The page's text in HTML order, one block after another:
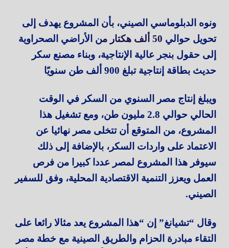
ونوه الدبلوماسي الصيني، بأن المشروع يهدف إلى
تحويل حوالي 50 ألف هكتار م
ن الأراضي الصحراوية
إلى حقول بنجر عالية الإنتاجية، وبناء مصنع سكر
حديث بطاقة إنتاجية تبلغ 900 ألف طن سنويًا
ويبلغ إنتاج مصر السنوي من السكر في الوقت
الحالي حوالي 2.8 مليون طن، ومع تشغيل هذا
المشروع، من المتوقع أن تتخلى مصر نهائيا عن
الاعتماد على واردات السكر، بالإضافة إلى ذلك
سيوفر هذا المشروع لمصر عددا كبيرا من فرص
العمل ويعزز التنمية الاقتصادية المحلية، وفق للسفير
الصيني.
وقال “تشيانغ” إن “هذا المشروع يعد مثالا رائعا على
التقاء مبادرة الحزام والطريق الصينية مع خطة مصر